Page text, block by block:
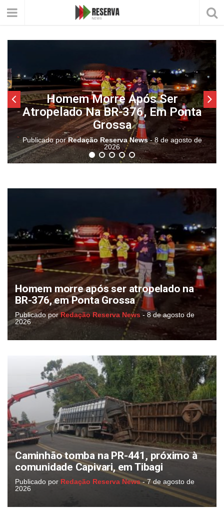
Homem Morre Após Ser
Atropelado Na BR-376, Em Ponta
Grossa
Publicado porRedação Reserva News - 8 de agosto de
2026
Homem morre após ser atropelado na
BR-376, em Ponta Grossa
Publicado por Redação Reserva News - 8 de agosto de
2026
Caminhão tomba na PR-441, próximo à
comunidade Capivari, em Tibagi
Publicado por Redação Reserva News - 7 de agosto de
2026